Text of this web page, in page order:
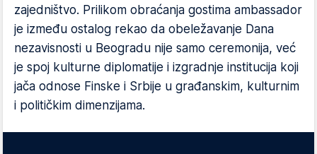
zajedništvo. Prilikom obraćanja gostima ambassador
je između ostalog rekao da obeležavanje Dana
nezavisnosti u Beogradu nije samo ceremonija, već
je spoj kulturne diplomatije i izgradnje institucija koji
jača odnose Finske i Srbije u građanskim, kulturnim
i političkim dimenzijama.